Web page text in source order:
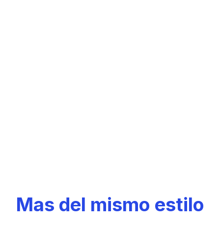
Mas del mismo estilo